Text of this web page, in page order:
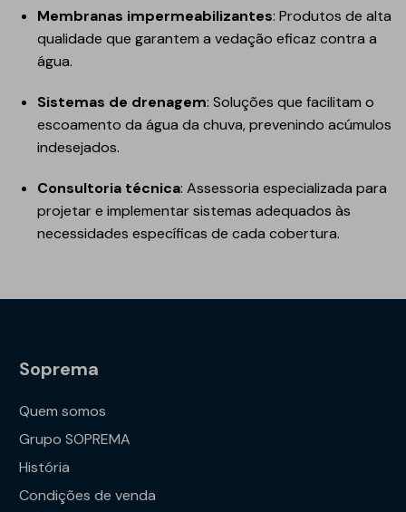
Membranas impermeabilizantes: Produtos de alta
qualidade que garantem a vedação eficaz contra a
água.
Sistemas de drenagem: Soluções que facilitam o
escoamento da água da chuva, prevenindo acúmulos
indesejados.
Consultoria técnica: Assessoria especializada para
projetar e implementar sistemas adequados às
necessidades específicas de cada cobertura.
Soprema
Quem somos
Grupo SOPREMA
História
Condições de venda